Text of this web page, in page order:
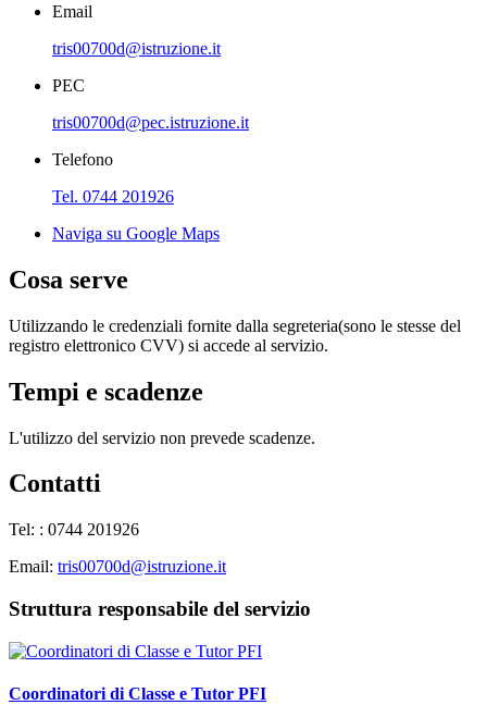
Email
tris00700d@istruzione.it
PEC
tris00700d@pec.istruzione.it
Telefono
Tel. 0744 201926
Naviga su Google Maps
Cosa serve
Utilizzando le credenziali fornite dalla segreteria(sono le stesse del
registro elettronico CVV) si accede al servizio.
Tempi e scadenze
L'utilizzo del servizio non prevede scadenze.
Contatti
Tel: : 0744 201926
Email: tris00700d@istruzione.it
Struttura responsabile del servizio
Coordinatori di Classe e Tutor PFI